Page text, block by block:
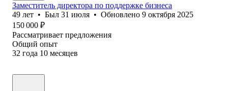
Заместитель директора по поддержке бизнеса
49 лет • Был 31 июля • Обновлено 9 октября 2025
150 000 ₽
Рассматривает предложения
Общий опыт
32 года 10 месяцев